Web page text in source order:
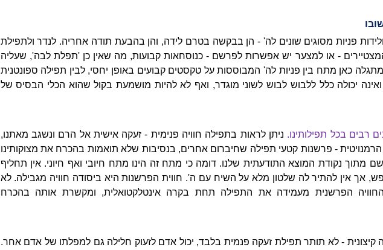
פניות מסוגים שונים לה' - הן בבקשה בטרם לידה, והן בהבעת תודה אחריה. לנדר ולתפילת
- או למצער יש אפשרות לפרשם - כנוסחאות קבועות, מה שאין כן 'תפלת לבה', שעליה
כאן מתח בין פניות לה' המבוססות על טקסטים קבועים באופן יחסי, לבין תפילה ספונטנית
יכולה כלל ללבוש לבוש לשוני מוגדר, ואף לא להיות מושמעת בקול שהוא הכלי הבסיס של
רבים בכל תפילותינו. ניתן לראות בתפילה חוויה פנימית - זעקה אישית אל הרם ונשגב מאתנו,
הרמנויטית - פרשנות קטעי תפילה שחיברום אחרים, בנסיבות שלא תואמות בהכרח את מצוקותינו
מתוך נקודת המוצא התודעתית שלנו. דומה כי מתח זה הינו מתח חיובי ואף חיוני. אין תחליף
אך אין להתיר לה שלטון מלא על השיח עם ה'. חווית הפרשנות היא ביסודה חוויה מגבילה. לא
הפרשנית מעמידה את התפילה תחת בקרה אינטלקטואלית, ומקשרת אותה בהכרח
קיצונית - לא תותר תפילת זעקה פנמית בלבד, יכול אדם לזעוק חלילה גם למפלתו של אדם אחר.